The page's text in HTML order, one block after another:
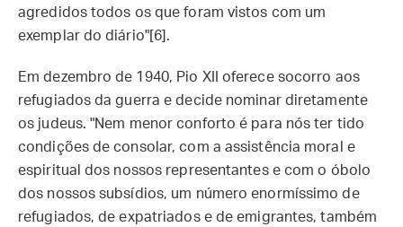
agredidos todos os que foram vistos com um
exemplar do diário"[6].
Em dezembro de 1940, Pio XII oferece socorro aos
refugiados da guerra e decide nominar diretamente
os judeus. "Nem menor conforto é para nós ter tido
condições de consolar, com a assistência moral e
espiritual dos nossos representantes e com o óbolo
dos nossos subsídios, um número enormíssimo de
refugiados, de expatriados e de emigrantes, também